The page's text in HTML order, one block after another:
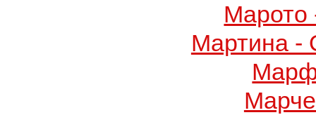
Марото
Мартина -